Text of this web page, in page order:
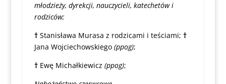
młodzieży, dyrekcji, nauczycieli, katechetów i
rodziców;
† Stanisława Murasa z rodzicami i teściami; †
Jana Wojciechowskiego (ppog);
† Ewę Michałkiewicz (ppog);